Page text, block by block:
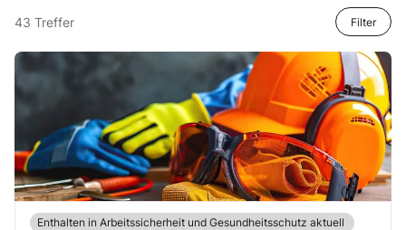
43 Treffer Filter
Enthalten in Arbeitssicherheit und Gesundheitsschutz aktuell